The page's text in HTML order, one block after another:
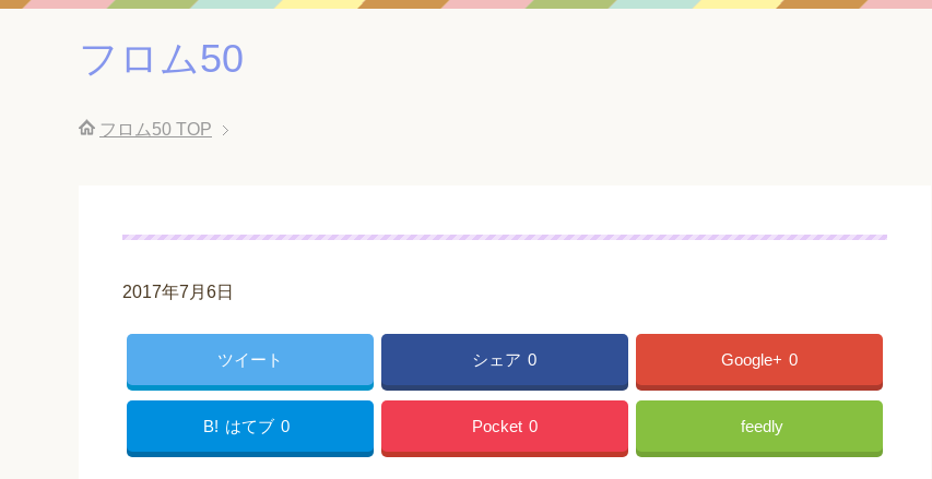
フロム50
フロム50 TOP
2017年7月6日
ツイート シェア 0 Google+ 0
B! はてブ 0 Pocket 0 feedly